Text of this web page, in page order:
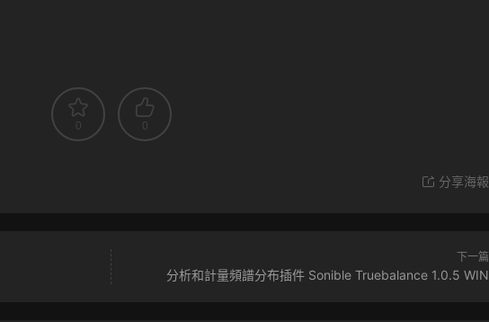
0 0
分享海報
下一篇
分析和計量頻譜分布插件 Sonible Truebalance 1.0.5 WIN